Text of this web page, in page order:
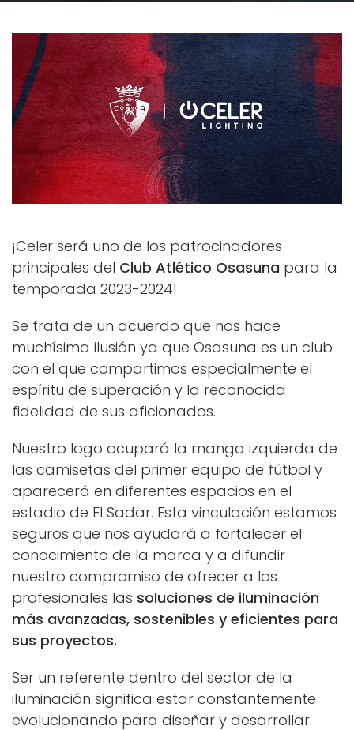
¡Celer será uno de los patrocinadores
principales del Club Atlético Osasuna para la
temporada 2023-2024!
Se trata de un acuerdo que nos hace
muchísima ilusión ya que Osasuna es un club
con el que compartimos especialmente el
espíritu de superación y la reconocida
fidelidad de sus aficionados.
Nuestro logo ocupará la manga izquierda de
las camisetas del primer equipo de fútbol y
aparecerá en diferentes espacios en el
estadio de El Sadar. Esta vinculación estamos
seguros que nos ayudará a fortalecer el
conocimiento de la marca y a difundir
nuestro compromiso de ofrecer a los
profesionales las soluciones de iluminación
más avanzadas, sostenibles y eficientes para
sus proyectos.
Ser un referente dentro del sector de la
iluminación significa estar constantemente
evolucionando para diseñar y desarrollar